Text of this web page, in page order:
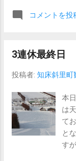
は
は
い
て
現
告
コメントを投
3連休最終日
投稿者: 知床斜里町
本
は
て
と
す